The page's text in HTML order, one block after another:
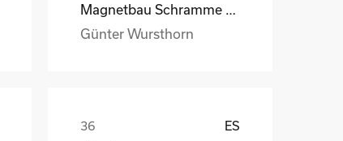
Günter Wursthorn
ES